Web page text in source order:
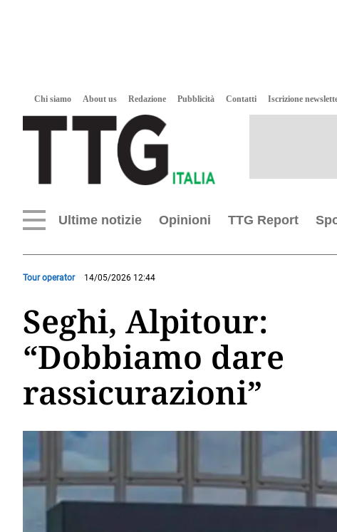
Chi siamo About us Redazione Pubblicità Contatti Iscrizione
Ultime notizie Opinioni TTG Report
Tour operator 14/05/2026 12:44
Seghi, Alpitour:
“Dobbiamo dare
rassicurazioni”